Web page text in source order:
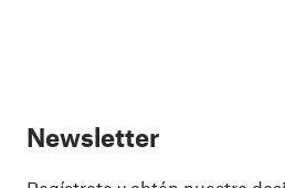
Newsletter